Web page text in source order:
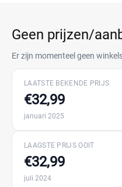
Geen prijzen/
Er zijn momenteel geen
LAATSTE BEKENDE PRIJS
€32,99
januari 2025
LAAGSTE PRIJS OOIT
€32,99
juli 2024